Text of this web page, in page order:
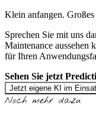
Klein anfangen.
Sprechen Sie mit uns
Maintenance aussehen
für Ihren
Sehen Sie jetzt
Jetzt eigene KI im
Noch mehr dazu